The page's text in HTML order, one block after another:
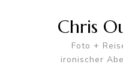
Chris
Foto +
ironischer